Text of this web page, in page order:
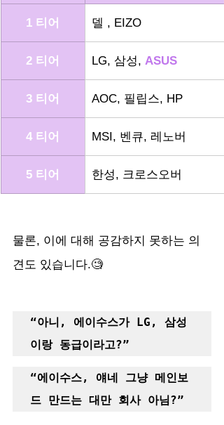
1 티어 델 , EIZO
2 티어 LG, 삼성, ASUS
3 티어 AOC, 필립스, HP
4 티어 MSI, 벤큐, 레노버
5 티어 한성, 크로스오버
물론, 이에 대해 공감하지 못하는 의
견도 있습니다.🧐
“아니, 에이수스가 LG, 삼성
이랑 동급이라고?”
“에이수스, 얘네 그냥 메인보
드 만드는 대만 회사 아님?”